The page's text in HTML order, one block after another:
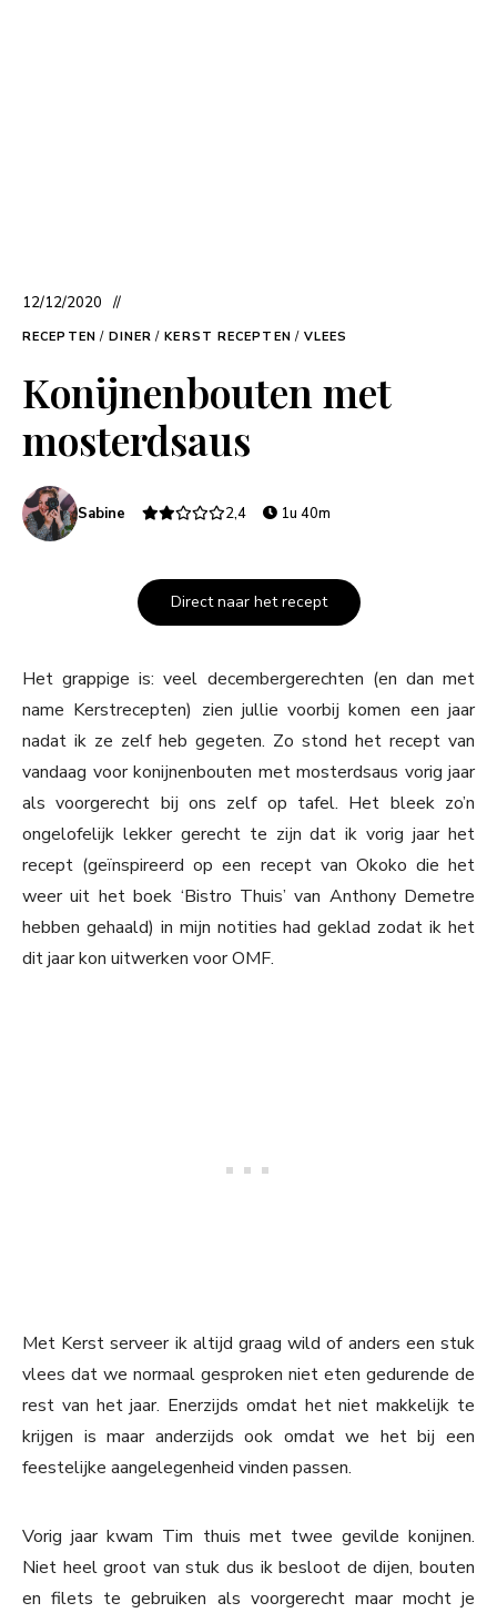
12/12/2020
RECEPTEN / DINER / KERST RECEPTEN / VLEES
Konijnenbouten met
mosterdsaus
Sabine 2,4 1u 40m
Direct naar het recept
Het grappige is: veel decembergerechten (en dan met
name Kerstrecepten) zien jullie voorbij komen een jaar
nadat ik ze zelf heb gegeten. Zo stond het recept van
vandaag voor konijnenbouten met mosterdsaus vorig jaar
als voorgerecht bij ons zelf op tafel. Het bleek zo’n
ongelofelijk lekker gerecht te zijn dat ik vorig jaar het
recept (geïnspireerd op een recept van Okoko die het
weer uit het boek ‘Bistro Thuis’ van Anthony Demetre
hebben gehaald) in mijn notities had geklad zodat ik het
dit jaar kon uitwerken voor OMF.
Met Kerst serveer ik altijd graag wild of anders een stuk
vlees dat we normaal gesproken niet eten gedurende de
rest van het jaar. Enerzijds omdat het niet makkelijk te
krijgen is maar anderzijds ook omdat we het bij een
feestelijke aangelegenheid vinden passen.
Vorig jaar kwam Tim thuis met twee gevilde konijnen.
Niet heel groot van stuk dus ik besloot de dijen, bouten
en filets te gebruiken als voorgerecht maar mocht je